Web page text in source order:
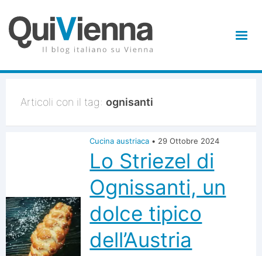
Articoli con il tag: ognisanti
Cucina austriaca • 29 Ottobre 2024
Lo Striezel di
Ognissanti, un
dolce tipico
dell’Austria